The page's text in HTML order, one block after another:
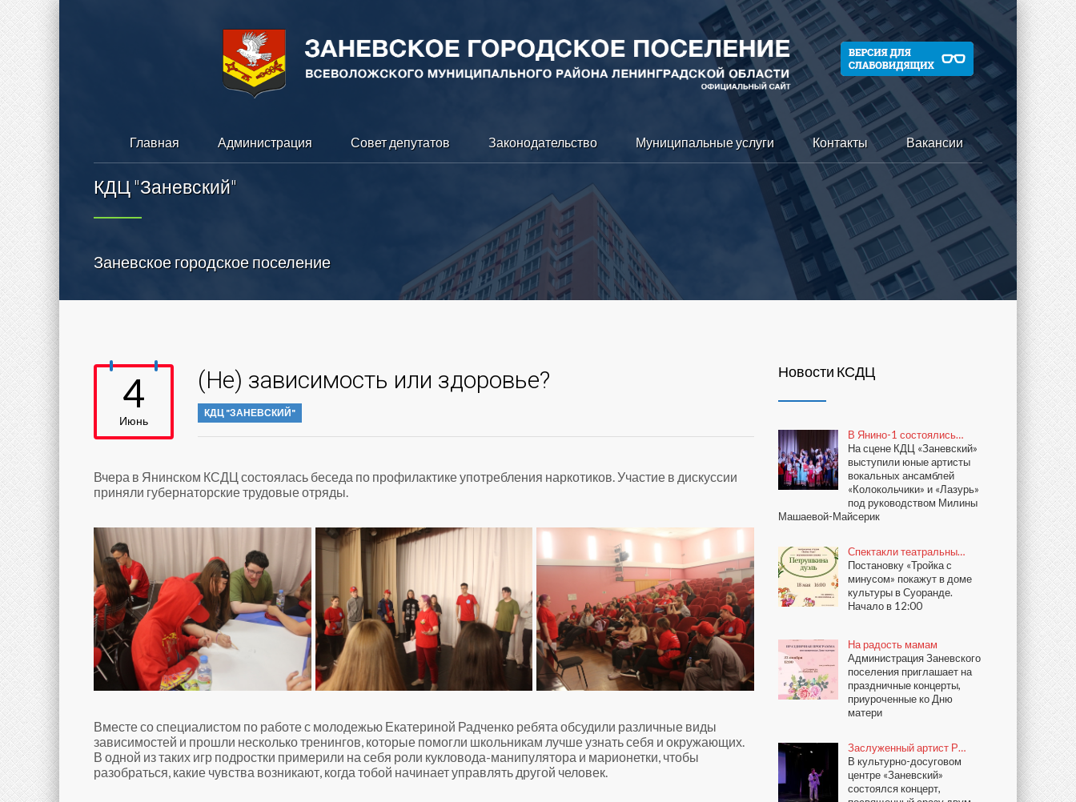
Главная Администрация Совет депутатов Законодательство Муниципальные услуги Контакты Вакансии
КДЦ "Заневский"
Заневское городское поселение
4
Июнь
(Не) зависимость или здоровье?
КДЦ "ЗАНЕВСКИЙ"
Вчера в Янинском КСДЦ состоялась беседа по профилактике употребления наркотиков. Участие в дискуссии
приняли губернаторские трудовые отряды.
Вместе со специалистом по работе с молодежью Екатериной Радченко ребята обсудили различные виды
зависимостей и прошли несколько тренингов, которые помогли школьникам лучше узнать себя и окружающих.
В одной из таких игр подростки примерили на себя роли кукловода-манипулятора и марионетки, чтобы
разобраться, какие чувства возникают, когда тобой начинает управлять другой человек.
Новости КСДЦ
В Янино-1 состоялись…
На сцене КДЦ «Заневский»
выступили юные артисты
вокальных ансамблей
«Колокольчики» и «Лазурь»
под руководством Милины
Машаевой-Майсерик
Спектакли театральны…
Постановку «Тройка с
минусом» покажут в доме
культуры в Суоранде.
Начало в 12:00
На радость мамам
Администрация Заневского
поселения приглашает на
праздничные концерты,
приуроченные ко Дню
матери
Заслуженный артист Р…
В культурно-досуговом
центре «Заневский»
состоялся концерт,